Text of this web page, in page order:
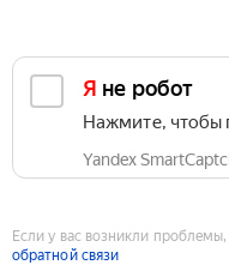
Я не робот
Нажмите, чтобы
Yandex
Если у вас возникли
обратной связи